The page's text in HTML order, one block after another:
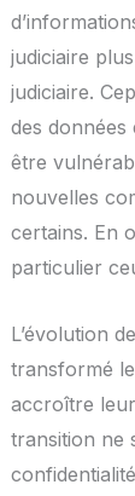
judiciaire
judiciaire.
des
être
nouvelles
certains. En
particulier
L’évolution
transformé
accroître
transition ne